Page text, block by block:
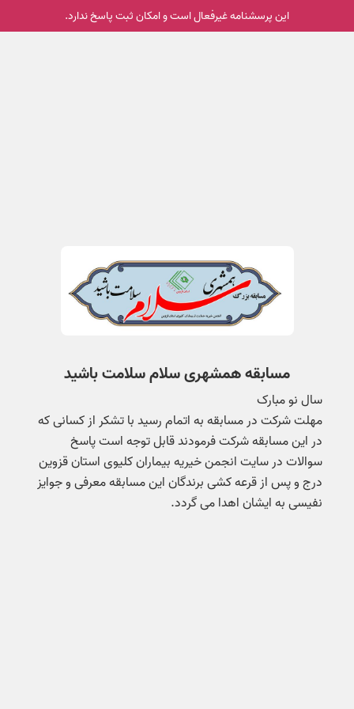
این پرسشنامه غیر‌فعال است و امکان ثبت پاسخ ندارد.
مسابقه همشهری سلام سلامت باشید
مهلت شرکت در مسابقه به اتمام رسید با تشکر از کسانی که
در این مسابقه شرکت فرمودند قابل توجه است پاسخ
سوالات در سایت انجمن خیریه بیماران کلیوی استان قزوین
درج و پس از قرعه کشی برندگان این مسابقه معرفی و جوایز
نفیسی به ایشان اهدا می گردد.